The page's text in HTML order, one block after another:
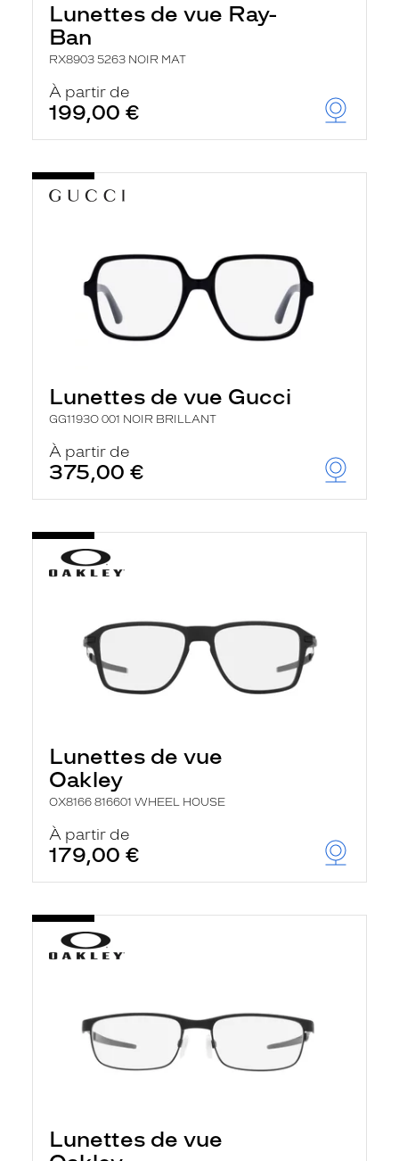
Lunettes de vue Ray-
Ban
RX8903 5263 NOIR MAT
À partir de
199,00 €
Lunettes de vue Gucci
GG1193O 001 NOIR BRILLANT
À partir de
375,00 €
Lunettes de vue
Oakley
OX8166 816601 WHEEL HOUSE
À partir de
179,00 €
Lunettes de vue